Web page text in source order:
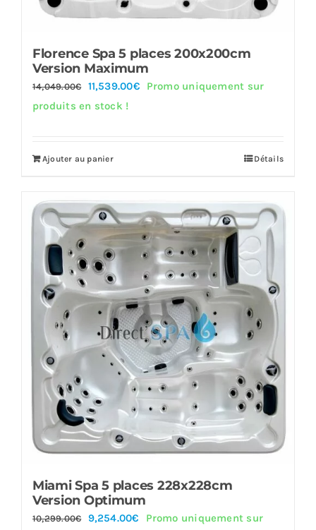
Florence Spa 5 places 200x200cm
Version Maximum
14,049.00€
Le
prix
14,049.00€.
11,539.00€LePromo uniquement sur
produits en stock !
Ajouter au panier Détails
Offre!
Miami Spa 5 places 228x228cm
Version Optimum
10,299.00€
Le
9,254.00€LePromo uniquement sur